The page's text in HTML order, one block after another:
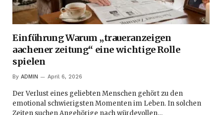
Einführung Warum „traueranzeigen
aachener zeitung“ eine wichtige Rolle
spielen
By ADMIN April 6, 2026
Der Verlust eines geliebten Menschen gehört zu den
emotional schwierigsten Momenten im Leben. In solchen
Zeiten suchen Angehörige nach würdevollen…